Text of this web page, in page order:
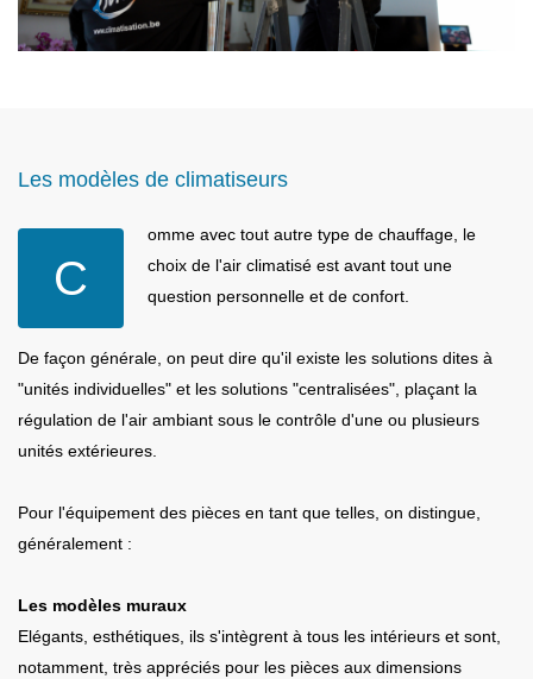
Les modèles de climatiseurs
C
omme avec tout autre type de chauffage, le
choix de l'air climatisé est avant tout une
question personnelle et de confort.
De façon générale, on peut dire qu'il existe les solutions dites à
"unités individuelles" et les solutions "centralisées", plaçant la
régulation de l'air ambiant sous le contrôle d'une ou plusieurs
unités extérieures.
Pour l'équipement des pièces en tant que telles, on distingue,
généralement :
Les modèles muraux
Elégants, esthétiques, ils s'intègrent à tous les intérieurs et sont,
notamment, très appréciés pour les pièces aux dimensions